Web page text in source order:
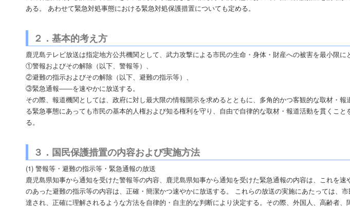
ある。 あわせて緊急対処事態における緊急対処保護措置についても定める。
２．基本的考え方
鹿児島テレビ放送は指定地方公共機関として、武力攻撃による市民の生命・身体・財産への被害を最小限に
①警報およびその解除（以下、警報等）、
②避難の指示およびその解除（以下、避難の指示等）、
③緊急通報――を速やかに放送する。
その際、報道機関としては、政府に対し最大限の情報開示を求めるとともに、多角的かつ客観的な取材・
る緊急事態にあっても市民の基本的人権および知る権利を守り、自由で自律的な取材・報道活動を貫くこ
る。
３．国民保護措置の内容および実施方法
(1) 警報等・避難の指示等・緊急通報の放送
鹿児島県知事から通知を受けた警報等の内容、鹿児島県知事から通知を受けた緊急通報の内容は、これを
のあった避難の指示等の内容は、正確・簡潔かつ速やかに放送する。 これらの放送の実施にあたっては、
達され、正確に理解されるような方法を自律的・自主的な判断により決定する。その際、外国人、高齢者、